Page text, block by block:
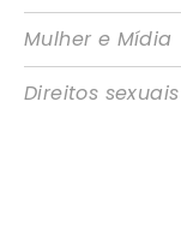
Mulher e Mídia
Direitos